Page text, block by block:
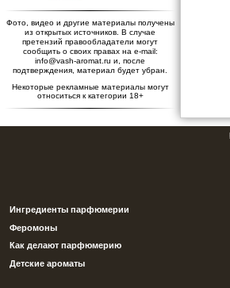
Фото, видео и другие материалы получены
из открытых источников. В случае
претензий правообладатели могут
сообщить о своих правах на e-mail:
info@vash-aromat.ru и, после
подтверждения, материал будет убран.
Некоторые рекламные материалы могут
относиться к категории 18+
Ингредиенты парфюмерии
Феромоны
Как делают парфюмерию
Детские ароматы